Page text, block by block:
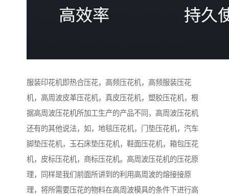
服装印花机即热合压花，高频压花机，高频服装压花
机，高周波皮革压花机，真皮压花机，塑胶压花机，根
据高周波压花机所加工生产的产品不同，高周波压花机
还有的其他说法，如，地毯压花机，门垫压花机，汽车
脚垫压花机，玉石床垫压花机，鞋面压花机，箱包压花
机，皮标压花机，商标压花机。高周波压花机的压花原
理，同样是我们前面所讲到的利用高周波的熔接接原
理，将所需要压花的物料在高周波模具的条件下进行高